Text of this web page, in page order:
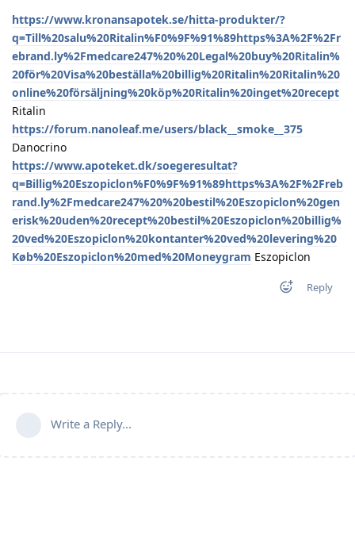
https://www.kronansapotek.se/hitta-produkter/?
q=Till%20salu%20Ritalin%F0%9F%91%89https%3A%2F%2Fr
ebrand.ly%2Fmedcare247%20%20Legal%20buy%20Ritalin%
20för%20Visa%20beställa%20billig%20Ritalin%20Ritalin%20
online%20försäljning%20köp%20Ritalin%20inget%20recept
Ritalin
https://forum.nanoleaf.me/users/black__smoke__375
Danocrino
https://www.apoteket.dk/soegeresultat?
q=Billig%20Eszopiclon%F0%9F%91%89https%3A%2F%2Freb
rand.ly%2Fmedcare247%20%20bestil%20Eszopiclon%20gen
erisk%20uden%20recept%20bestil%20Eszopiclon%20billig%
20ved%20Eszopiclon%20kontanter%20ved%20levering%20
Køb%20Eszopiclon%20med%20Moneygram Eszopiclon
Reply
Write a Reply...